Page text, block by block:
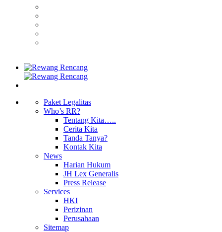
Paket Legalitas
Who’s RR?
Tentang Kita…..
Cerita Kita
Tanda Tanya?
Kontak Kita
News
Harian Hukum
JH Lex Generalis
Press Release
Services
HKI
Perizinan
Perusahaan
Sitemap